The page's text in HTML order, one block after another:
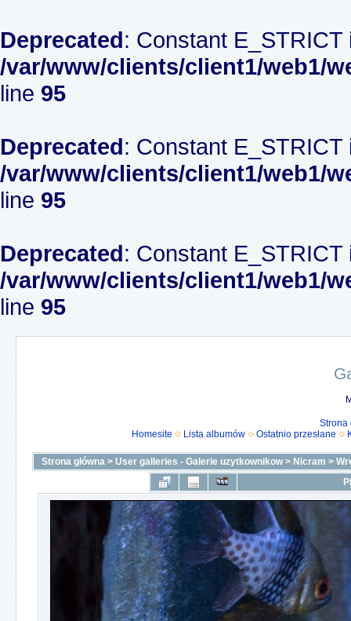
Deprecated: Constant
/var/www/clients/client1/web1/
line 95
Deprecated: Constant
/var/www/clients/client1/web1/
line 95
Deprecated: Constant
/var/www/clients/client1/web1/
line 95
Strona
Homesite
Lista albumów Ostatnio przesłane
Strona główna > User galleries - Galerie uzytkownikow> Nicram >